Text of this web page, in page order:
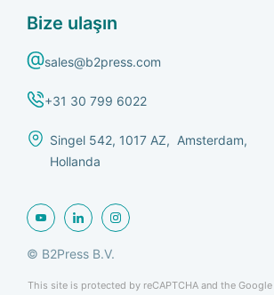
Bize ulaşın
sales@b2press.com
+31 30 799 6022
Singel 542, 1017 AZ, Amsterdam,
Hollanda
© B2Press B.V.
This site is protected by reCAPTCHA and the Google